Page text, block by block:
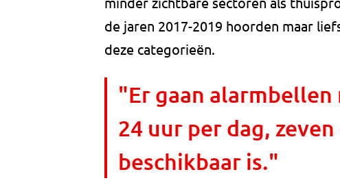
de jaren 2017-2019 hoorden maar
deze categorieën.
"Er gaan
24 uur per dag,
beschikbaar is."